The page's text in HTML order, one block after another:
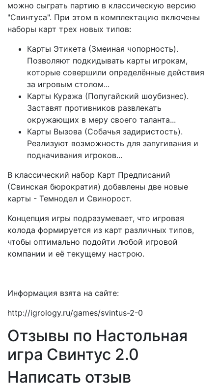
можно сыграть партию в классическую версию
"Свинтуса". При этом в комплектацию включены
наборы карт трех новых типов:
Карты Этикета (Змеиная чопорность).
Позволяют подкидывать карты игрокам,
которые совершили определённые действия
за игровым столом...
Карты Куража (Попугайский шоубизнес).
Заставят противников развлекать
окружающих в меру своего таланта...
Карты Вызова (Собачья задиристость).
Реализуют возможность для запугивания и
подначивания игроков...
В классический набор Карт Предписаний
(Свинская бюрократия) добавлены две новые
карты - Темнодел и Свинорост.
Концепция игры подразумевает, что игровая
колода формируется из карт различных типов,
чтобы оптимально подойти любой игровой
компании и её текущему настрою.
Информация взята на сайте:
http://igrology.ru/games/svintus-2-0
Отзывы по Настольная
игра Свинтус 2.0
Написать отзыв